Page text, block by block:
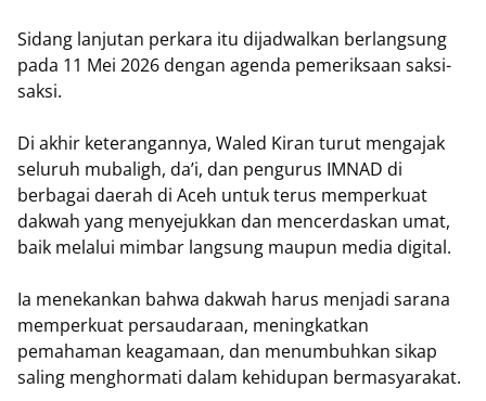
Sidang lanjutan perkara itu dijadwalkan berlangsung
pada 11 Mei 2026 dengan agenda pemeriksaan saksi-
saksi.
Di akhir keterangannya, Waled Kiran turut mengajak
seluruh mubaligh, da’i, dan pengurus IMNAD di
berbagai daerah di Aceh untuk terus memperkuat
dakwah yang menyejukkan dan mencerdaskan umat,
baik melalui mimbar langsung maupun media digital.
Ia menekankan bahwa dakwah harus menjadi sarana
memperkuat persaudaraan, meningkatkan
pemahaman keagamaan, dan menumbuhkan sikap
saling menghormati dalam kehidupan bermasyarakat.